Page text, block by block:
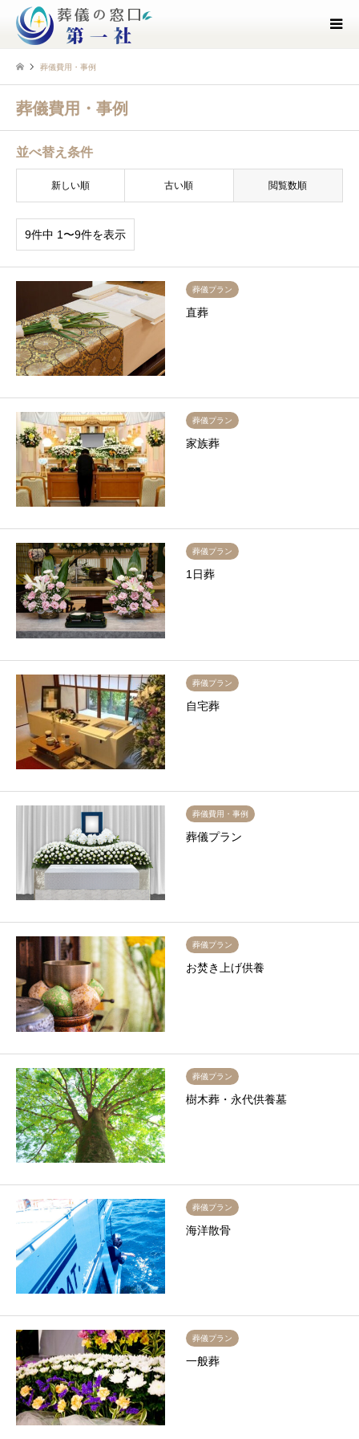
葬儀費用・事例
葬儀費用・事例
並べ替え条件
新しい順 古い順 閲覧数順
9件中 1〜9件を表示
葬儀プラン
直葬
葬儀プラン
家族葬
葬儀プラン
1日葬
葬儀プラン
自宅葬
葬儀費用・事例
葬儀プラン
葬儀プラン
お焚き上げ供養
葬儀プラン
樹木葬・永代供養墓
葬儀プラン
海洋散骨
葬儀プラン
一般葬